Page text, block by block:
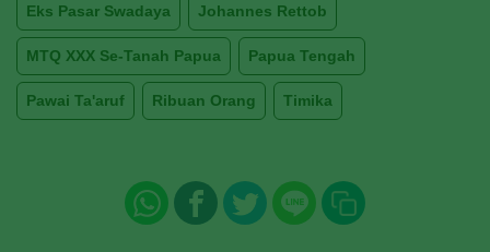
Eks Pasar Swadaya Johannes Rettob
MTQ XXX Se-Tanah Papua Papua Tengah
Pawai Ta'aruf Ribuan Orang Timika